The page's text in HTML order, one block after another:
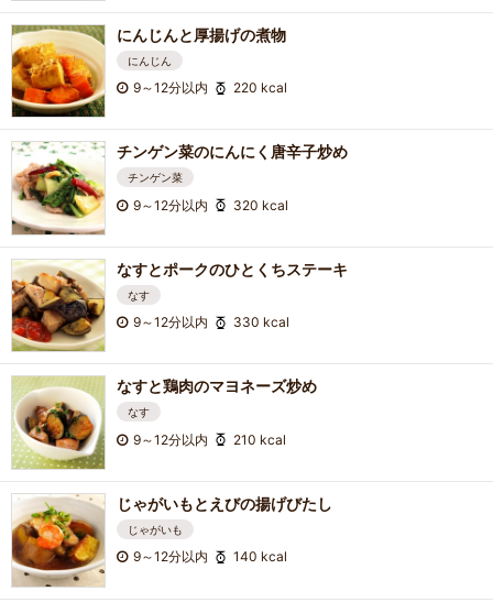
にんじんと厚揚げの煮物
にんじん
9～12分以内 220 kcal
チンゲン菜のにんにく唐辛子炒め
チンゲン菜
9～12分以内 320 kcal
なすとポークのひとくちステーキ
なす
9～12分以内 330 kcal
なすと鶏肉のマヨネーズ炒め
なす
9～12分以内 210 kcal
じゃがいもとえびの揚げびたし
じゃがいも
9～12分以内 140 kcal